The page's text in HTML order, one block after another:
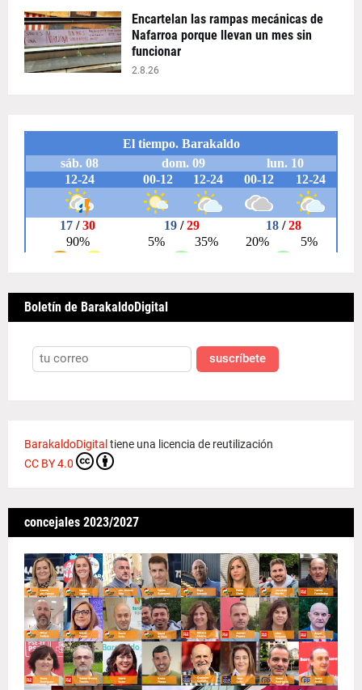
Encartelan las rampas mecánicas de
Nafarroa porque llevan un mes sin
funcionar
2.8.26
Boletín de BarakaldoDigital
suscríbete
BarakaldoDigital tiene una licencia de reutilización
CC BY 4.0
concejales 2023/2027